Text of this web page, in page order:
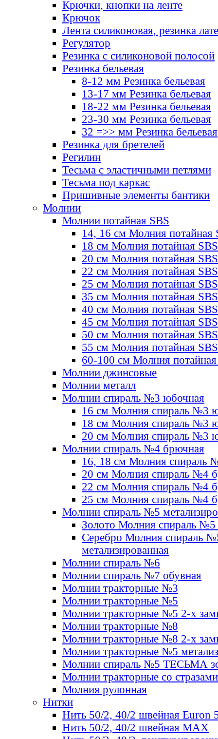
Крючки, кнопки на ленте
Крючок
Лента силиконовая, резинка
Регулятор
Резинка с силиконовой полосой
Резинка бельевая
8-12 мм Резинка бельевая
13-17 мм Резинка бельевая
18-22 мм Резинка бельевая
23-30 мм Резинка бельевая
32 =>> мм Резинка бельевая
Резинка для бретелей
Регилин
Тесьма с эластичными петлями
Тесьма под каркас
Пришивные элементы бантики
Молнии
Молнии потайная SBS
14, 16 см Молния потайная
18 см Молния потайная SBS
20 см Молния потайная SBS
22 см Молния потайная SBS
25 см Молния потайная SBS
35 см Молния потайная SBS
40 см Молния потайная SBS
45 см Молния потайная SBS
50 см Молния потайная SBS
55 см Молния потайная SBS
60-100 см Молния
Молнии джинсовые
Молнии металл
Молнии спираль №3 юбочная
16 см Молния спираль №3
18 см Молния спираль №3
20 см Молния спираль №3
Молнии спираль №4 брючная
16, 18 см Молния спираль
20 см Молния спираль №4
22 см Молния спираль №4
25 см Молния спираль №4
Молнии спираль №5
Золото Молния спираль №5
Серебро Молния спираль
метализированная
Молнии спираль №6
Молнии спираль №7 обувная
Молнии тракторные №3
Молнии тракторные №5
Молнии тракторные №5 2-х
Молнии тракторные №8
Молнии тракторные №8 2-х
Молнии тракторные №5
Молнии спираль №5 ТЕСЬМА
Молнии тракторные со стразами
Молния рулонная
Нитки
Нить 50/2, 40/2 швейная Euron
Нить 50/2, 40/2 швейная МАХ